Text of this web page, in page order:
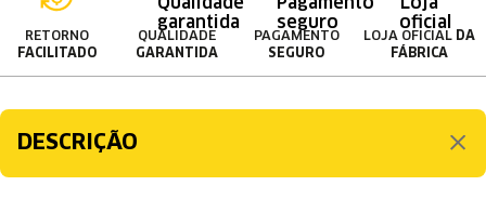
RETORNO
FACILITADO
QUALIDADE
GARANTIDA
PAGAMENTO
SEGURO
LOJA OFICIAL DA
FÁBRICA
DESCRIÇÃO